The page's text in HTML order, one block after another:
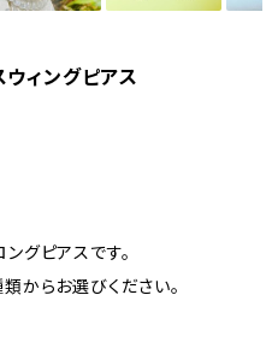
ィングピアス
グピアスです。
からお選びください。